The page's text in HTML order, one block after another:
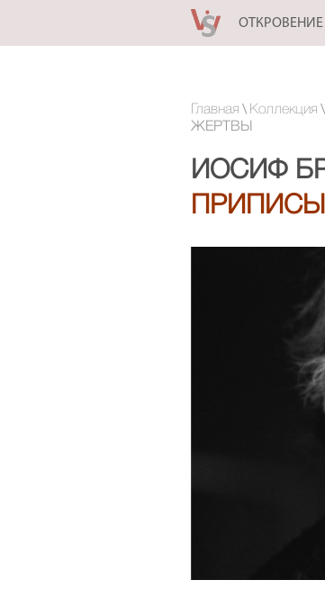
ОТКРОВЕНИЕ
Главная \ Коллекция \
ЖЕРТВЫ
ИОСИФ